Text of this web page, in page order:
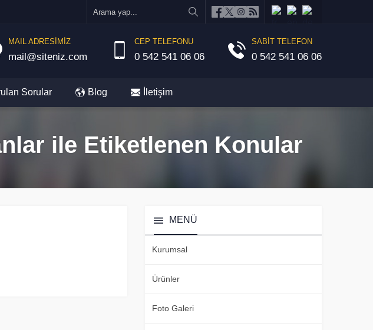
MAIL ADRESİMİZ
mail@siteniz.com
CEP TELEFONU
0 542 541 06 06
SABİT TELEFON
0 542 541 06 06
Sorular Blog İletişim
ile Etiketlenen Konular
MENÜ
Kurumsal
Ürünler
Foto Galeri